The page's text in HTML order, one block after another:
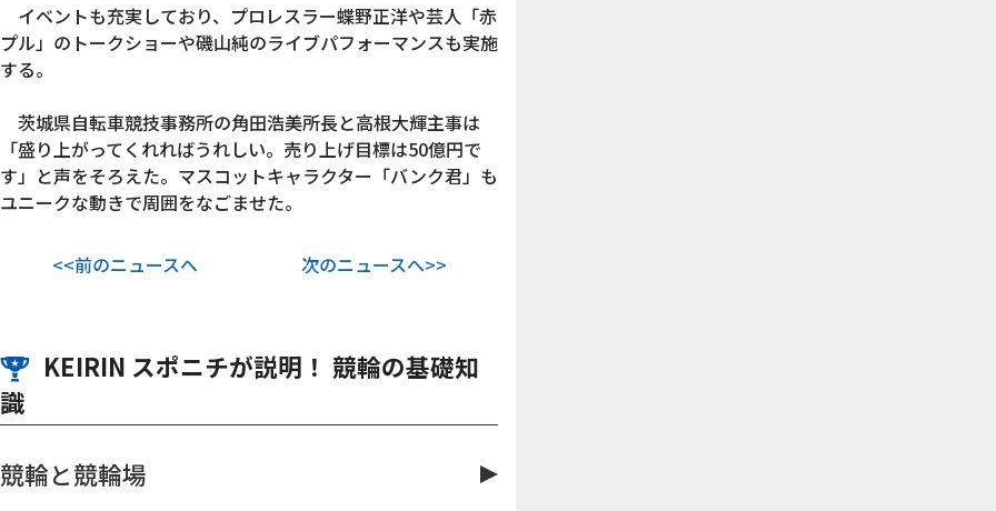
イベントも充実しており、プロレスラー蝶野正洋や芸人「赤
プル」のトークショーや磯山純のライブパフォーマンスも実施
する。
茨城県自転車競技事務所の角田浩美所長と高根大輝主事は
「盛り上がってくれればうれしい。売り上げ目標は50億円で
す」と声をそろえた。マスコットキャラクター「バンク君」も
ユニークな動きで周囲をなごませた。
<<前のニュースへ 次のニュースへ>>
KEIRIN スポニチが説明！ 競輪の基礎知
識
競輪と競輪場